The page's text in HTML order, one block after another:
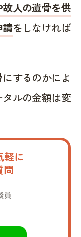
人の遺骨を供
請をしなければ
するのかによ
ルの金額は変
軽に
問
員